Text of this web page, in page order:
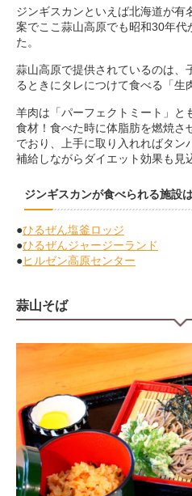
ジンギスカンといえば北海道が有
案でここ蒜山高原でも昭和30年代
た。
蒜山高原で提供されているのは、
るときにタレにつけて食べる「生
羊肉は「パーフェクトミート」と
食材！食べた時に体脂肪を燃焼さ
でおり、上手に取り入れればタン
補給しながらダイエット効果も見
ジンギスカンが食べられる施設
●ひるぜん塩釜ロッジ
●ひるぜんジャージーランド
●ヒルゼン高原センター
蒜山そば